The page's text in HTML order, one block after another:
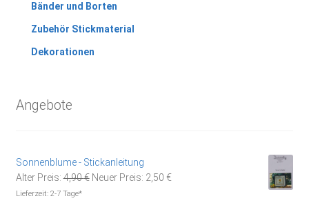
Bänder und Borten
Zubehör Stickmaterial
Dekorationen
Angebote
Sonnenblume - Stickanleitung
Alter Preis: 4,90€ Ursprünglicher
Neuer Preis: 2,50 €Aktueller
Lieferzeit: 2-7 Tage*